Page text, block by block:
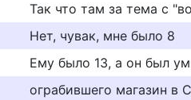
Так что там за тема с
Нет, чувак, мне было 8
Ему было 13, а он был
ограбившего магазин в